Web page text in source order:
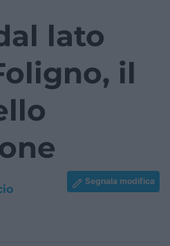
lato
il
Segnala modifica